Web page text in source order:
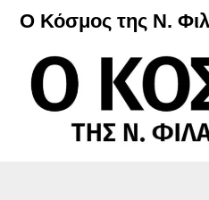
Μετάβαση
περιεχόμενο
Ο Κόσμος της Ν.